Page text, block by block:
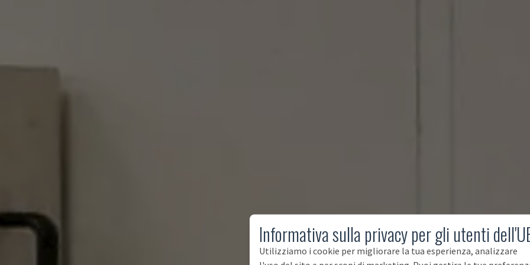
Informativa sulla privacy per gli utenti
Utilizziamo i cookie per migliorare la tua esperienza, analizzare